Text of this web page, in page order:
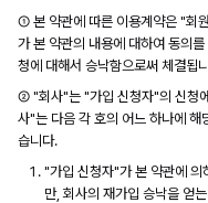
① 본 약관에 따른 이용계약은 "회
가 본 약관의 내용에 대하여 동의
청에 대해서 승낙함으로써 체결됩
② "회사"는 "가입 신청자"의 신청
사"는 다음 각 호의 어느 하나에 해
습니다.
"가입 신청자"가 본 약관에 의
만, 회사의 재가입 승낙을 얻